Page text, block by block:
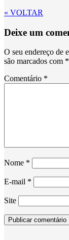
« VOLTAR
Deixe um
O seu endereço de
são marcados com *
Comentário *
Nome *
E-mail *
Site